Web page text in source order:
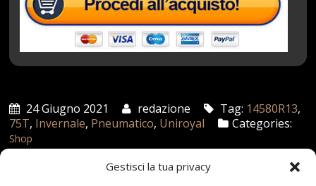
Gestisci la tua privacy
24 Giugno 2021 redazione Tag: 14580R13,
75T, Invernale, Pneumatico, Uniroyal Categories:
Shop